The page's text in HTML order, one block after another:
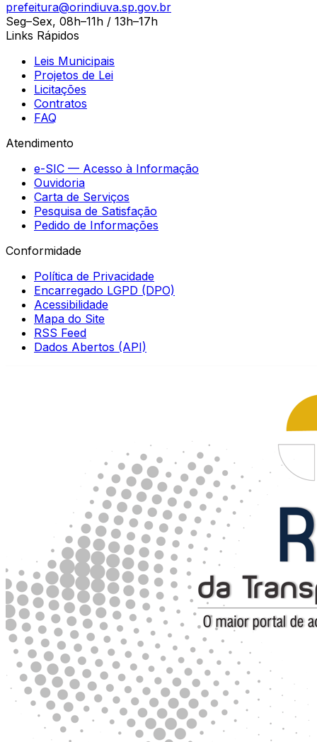
prefeitura@orindiuva.sp.gov.br
Seg–Sex, 08h–11h / 13h–17h
Links Rápidos
Leis Municipais
Projetos de Lei
Licitações
Contratos
FAQ
Atendimento
e-SIC — Acesso à Informação
Ouvidoria
Carta de Serviços
Pesquisa de Satisfação
Pedido de Informações
Conformidade
Política de Privacidade
Encarregado LGPD (DPO)
Acessibilidade
Mapa do Site
RSS Feed
Dados Abertos (API)